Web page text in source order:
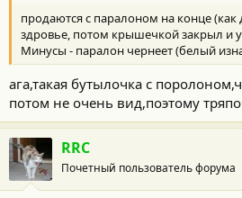
продаются с паралоном на конце
здровье, потом крышечкой закрыл и
Минусы - паралон чернеет (белый
ага,такая бутылочка с
потом не очень вид,поэтому
RRC
Почетный пользователь форума